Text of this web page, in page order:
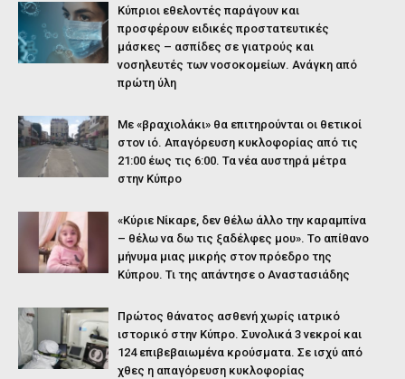
Κύπριοι εθελοντές παράγουν και
προσφέρουν ειδικές προστατευτικές
μάσκες – ασπίδες σε γιατρούς και
νοσηλευτές των νοσοκομείων. Ανάγκη από
πρώτη ύλη
Με «βραχιολάκι» θα επιτηρούνται οι θετικοί
στον ιό. Απαγόρευση κυκλοφορίας από τις
21:00 έως τις 6:00. Τα νέα αυστηρά μέτρα
στην Κύπρο
«Κύριε Νίκαρε, δεν θέλω άλλο την καραμπίνα
– θέλω να δω τις ξαδέλφες μου». Το απίθανο
μήνυμα μιας μικρής στον πρόεδρο της
Κύπρου. Τι της απάντησε ο Αναστασιάδης
Πρώτος θάνατος ασθενή χωρίς ιατρικό
ιστορικό στην Κύπρο. Συνολικά 3 νεκροί και
124 επιβεβαιωμένα κρούσματα. Σε ισχύ από
χθες η απαγόρευση κυκλοφορίας